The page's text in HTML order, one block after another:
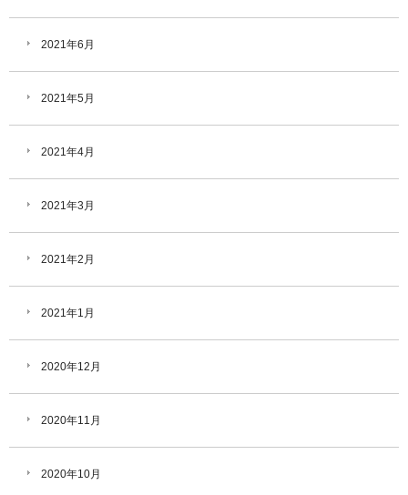
2021年6月
2021年5月
2021年4月
2021年3月
2021年2月
2021年1月
2020年12月
2020年11月
2020年10月